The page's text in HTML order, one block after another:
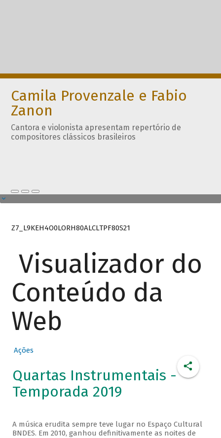
Camila Provenzale e Fabio
Zanon
Cantora e violonista apresentam repertório de
compositores clássicos brasileiros
Z7_L9KEH4O0LORH80ALCLTPF80S21
Visualizador do
Conteúdo da
Web
Ações
Quartas Instrumentais -
Temporada 2019
A música erudita sempre teve lugar no Espaço Cultural
BNDES. Em 2010, ganhou definitivamente as noites de